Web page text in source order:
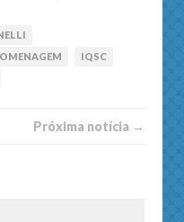
IQSC
Próxima notí­­cia →